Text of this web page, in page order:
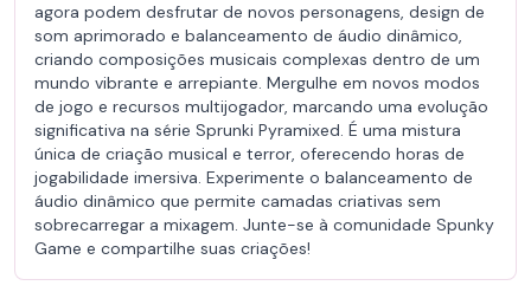
agora podem desfrutar de novos personagens, design de
som aprimorado e balanceamento de áudio dinâmico,
criando composições musicais complexas dentro de um
mundo vibrante e arrepiante. Mergulhe em novos modos
de jogo e recursos multijogador, marcando uma evolução
significativa na série Sprunki Pyramixed. É uma mistura
única de criação musical e terror, oferecendo horas de
jogabilidade imersiva. Experimente o balanceamento de
áudio dinâmico que permite camadas criativas sem
sobrecarregar a mixagem. Junte-se à comunidade Spunky
Game e compartilhe suas criações!